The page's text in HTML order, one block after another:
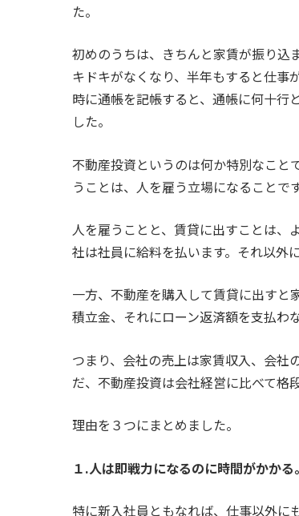
た。
初めのうちは、きちんと家賃が振り込
キドキがなくなり、半年もすると仕事
時に通帳を記帳すると、通帳に何十行
した。
不動産投資というのは何か特別なこと
うことは、人を雇う立場になることです
人を雇うことと、賃貸に出すことは、
社は社員に給料を払います。それ以外
一方、不動産を購入して賃貸に出すと
積立金、それにローン返済額を支払わ
つまり、会社の売上は家賃収入、会社
だ、不動産投資は会社経営に比べて格
理由を３つにまとめました。
１.人は即戦力になるのに時間がかかる。
特に新入社員ともなれば、仕事以外に